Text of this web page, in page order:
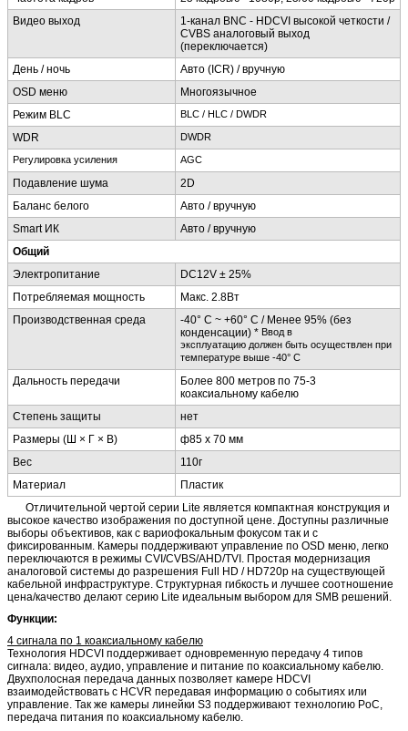
Видео выход
1-канал BNC - HDCVI высокой четкости /
CVBS аналоговый выход
(переключается)
День / ночь
Авто (ICR) / вручную
OSD меню
Многоязычное
Режим BLC
BLC / HLC / DWDR
WDR DWDR
Регулировка усиления AGC
Подавление шума
2D
Баланс белого
Авто / вручную
Smart ИК
Авто / вручную
Общий
Электропитание
DC12V ± 25%
Потребляемая мощность
Макс. 2.8Вт
Производственная среда
-40° C ~ +60° C / Менее 95% (без
конденсации) * Ввод в
эксплуатацию должен быть осуществлен при
температуре выше -40° C
Дальность передачи
Более 800 метров по 75-3
коаксиальному кабелю
Степень защиты
нет
Размеры (Ш × Г × В)
ф85 x 70 мм
Вес
110г
Материал
Пластик
Отличительной чертой серии Lite является компактная конструкция и
высокое качество изображения по доступной цене. Доступны различные
выборы объективов, как с вариофокальным фокусом так и с
фиксированным. Камеры поддерживают управление по OSD меню, легко
переключаются в режимы CVI/CVBS/AHD/TVI. Простая модернизация
аналоговой системы до разрешения Full HD / HD720р на существующей
кабельной инфраструктуре. Структурная гибкость и лучшее соотношение
цена/качество делают серию Lite идеальным выбором для SMB решений.
Функции:
4 сигнала по 1 коаксиальному кабелю
Технология HDCVI поддерживает одновременную передачу 4 типов
сигнала: видео, аудио, управление и питание по коаксиальному кабелю.
Двухполосная передача данных позволяет камере HDCVI
взаимодействовать с HCVR передавая информацию о событиях или
управление. Так же камеры линейки S3 поддерживают технологию PoC,
передача питания по коаксиальному кабелю.